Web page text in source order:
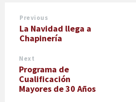
Previous
La Navidad llega a
Chapinería
Next
Programa de
Cualificación
Mayores de 30 Años